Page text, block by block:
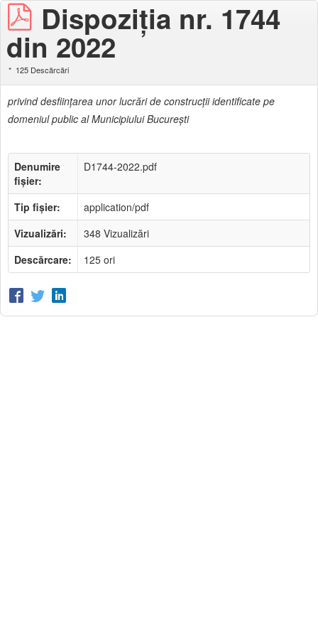
Dispoziţia nr. 1744
din 2022
125 Descărcări
privind desfiinţarea unor lucrări de construcţii identificate pe
domeniul public al Municipiului Bucureşti
Denumire
fișier:
D1744-2022.pdf
Tip fișier:
application/pdf
Vizualizări:
348 Vizualizări
Descărcare:
125 ori